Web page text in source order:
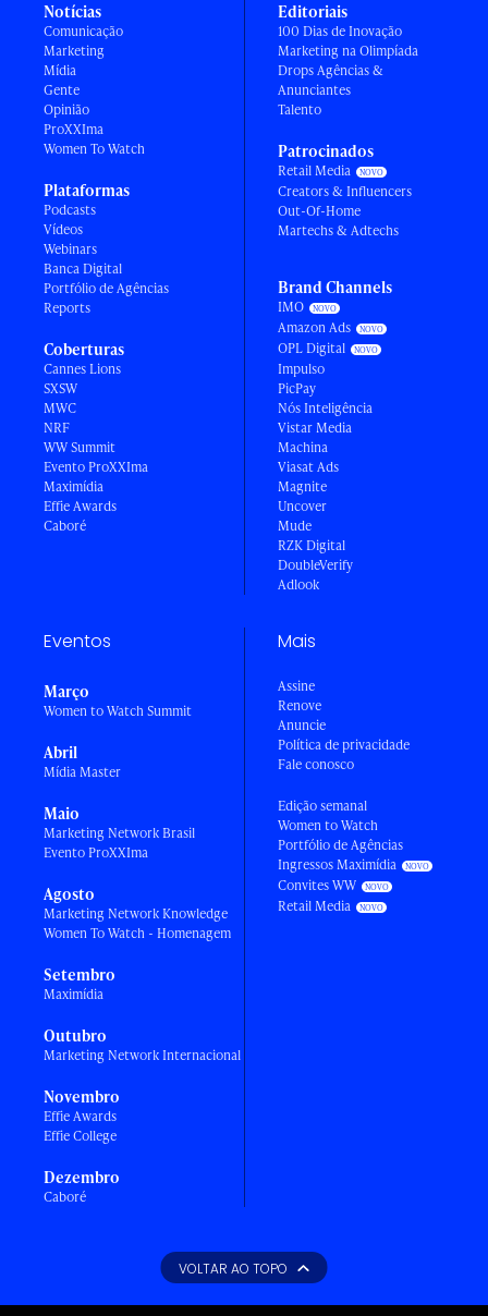
Notícias
Comunicação
Marketing
Mídia
Gente
Opinião
ProXXIma
Women To Watch
Plataformas
Podcasts
Vídeos
Webinars
Banca Digital
Portfólio de Agências
Reports
Coberturas
Cannes Lions
SXSW
MWC
NRF
WW Summit
Evento ProXXIma
Maximídia
Effie Awards
Caboré
Editoriais
100 Dias de Inovação
Marketing na Olimpíada
Drops Agências &
Anunciantes
Talento
Patrocinados
Retail Media
Creators & Influencers
Out-Of-Home
Martechs & Adtechs
Brand Channels
IMO
Amazon Ads
OPL Digital
Impulso
PicPay
Nós Inteligência
Vistar Media
Machina
Viasat Ads
Magnite
Uncover
Mude
RZK Digital
DoubleVerify
Adlook
Eventos
Março
Women to Watch Summit
Abril
Mídia Master
Maio
Marketing Network Brasil
Evento ProXXIma
Agosto
Marketing Network Knowledge
Women To Watch - Homenagem
Setembro
Maximídia
Outubro
Marketing Network Internacional
Novembro
Effie Awards
Effie College
Dezembro
Caboré
Mais
Assine
Renove
Anuncie
Política de privacidade
Fale conosco
Edição semanal
Women to Watch
Portfólio de Agências
Ingressos Maximídia
Convites WW
Retail Media
VOLTAR AO TOPO